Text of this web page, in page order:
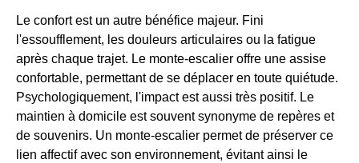
Le confort est un autre bénéfice majeur. Fini
l'essoufflement, les douleurs articulaires ou la fatigue
après chaque trajet. Le monte-escalier offre une assise
confortable, permettant de se déplacer en toute quiétude.
Psychologiquement, l'impact est aussi très positif. Le
maintien à domicile est souvent synonyme de repères et
de souvenirs. Un monte-escalier permet de préserver ce
lien affectif avec son environnement, évitant ainsi le